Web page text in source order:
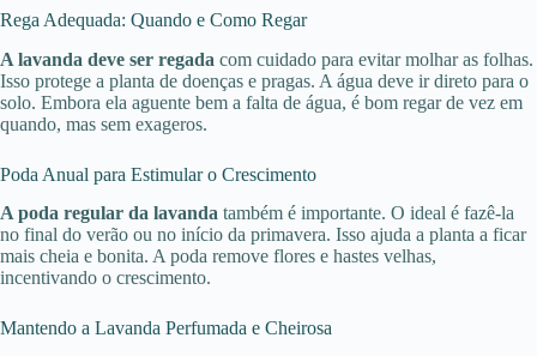
Rega Adequada: Quando e Como Regar
A lavanda deve ser regada com cuidado para evitar molhar as folhas.
Isso protege a planta de doenças e pragas. A água deve ir direto para o
solo. Embora ela aguente bem a falta de água, é bom regar de vez em
quando, mas sem exageros.
Poda Anual para Estimular o Crescimento
A poda regular da lavanda também é importante. O ideal é fazê-la
no final do verão ou no início da primavera. Isso ajuda a planta a ficar
mais cheia e bonita. A poda remove flores e hastes velhas,
incentivando o crescimento.
Mantendo a Lavanda Perfumada e Cheirosa